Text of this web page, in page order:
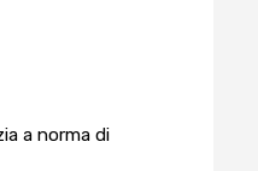
a norma di